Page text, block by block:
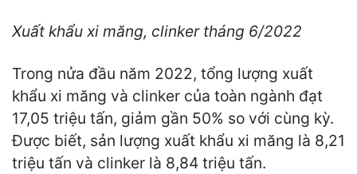
Xuất khẩu xi măng, clinker tháng 6/2022
Trong nửa đầu năm 2022, tổng lượng xuất
khẩu xi măng và clinker của toàn ngành đạt
17,05 triệu tấn, giảm gần 50% so với cùng kỳ.
Được biết, sản lượng xuất khẩu xi măng là 8,21
triệu tấn và clinker là 8,84 triệu tấn.